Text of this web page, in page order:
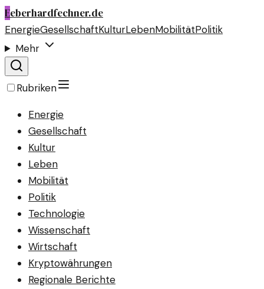
Eeberhardfechner.de
EnergieGesellschaftKulturLebenMobilitätPolitik
Mehr
Rubriken
Energie
Gesellschaft
Kultur
Leben
Mobilität
Politik
Technologie
Wissenschaft
Wirtschaft
Kryptowährungen
Regionale Berichte